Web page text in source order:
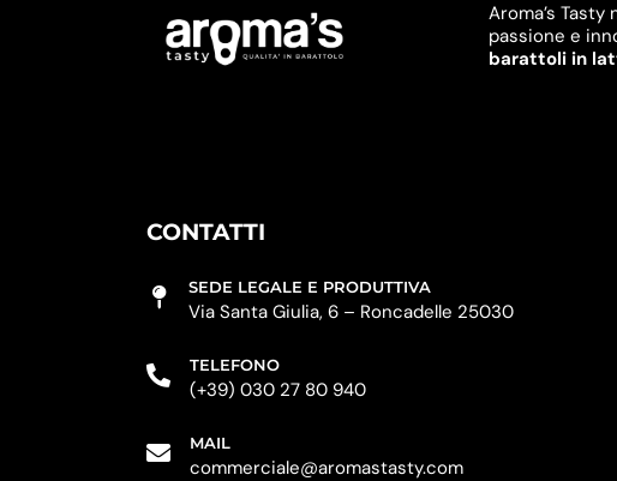
Aroma’s
passione e
barattoli in
CONTATTI
SEDE LEGALE E PRODUTTIVA
Via Santa Giulia, 6 – Roncadelle 25030
TELEFONO
(+39) 030 27 80 940
MAIL
commerciale@aromastasty.com